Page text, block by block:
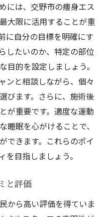
目した施術
る科学技術
からの変化
を追求
に基づく痩身
し理想のボディを手
用法
プラン作り
用の流れ
れる長期的効果
には、交野市の痩身エス
大限に活用することが重
に自分の目標を明確にす
したいのか、特定の部位
目的を設定しましょう。
ンと相談しながら、個々
びます。さらに、施術後
が重要です。適度な運動
睡眠を心がけることで、
できます。これらのポイ
を目指しましょう。
と評価
から高い評価を得ていま